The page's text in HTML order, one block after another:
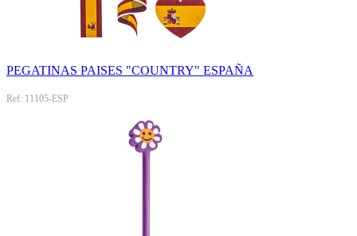
PEGATINAS PAISES "COUNTRY" ESPAÑA
Ref: 11105-ESP